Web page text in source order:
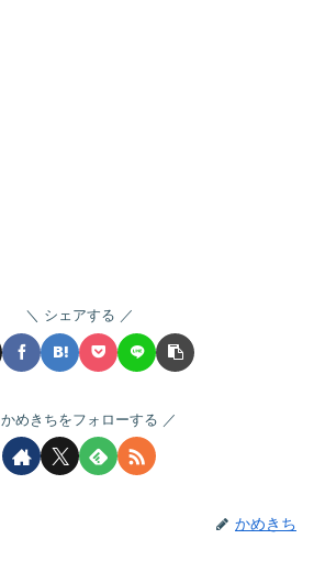
シェアする
かめきちをフォローする
かめきち